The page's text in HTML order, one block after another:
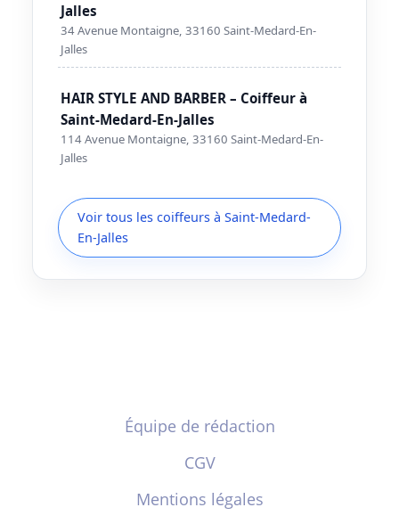
Jalles
34 Avenue Montaigne, 33160 Saint-Medard-En-
Jalles
HAIR STYLE AND BARBER – Coiffeur à
Saint-Medard-En-Jalles
114 Avenue Montaigne, 33160 Saint-Medard-En-
Jalles
Voir tous les coiffeurs à Saint-Medard-
En-Jalles
Équipe de rédaction
CGV
Mentions légales